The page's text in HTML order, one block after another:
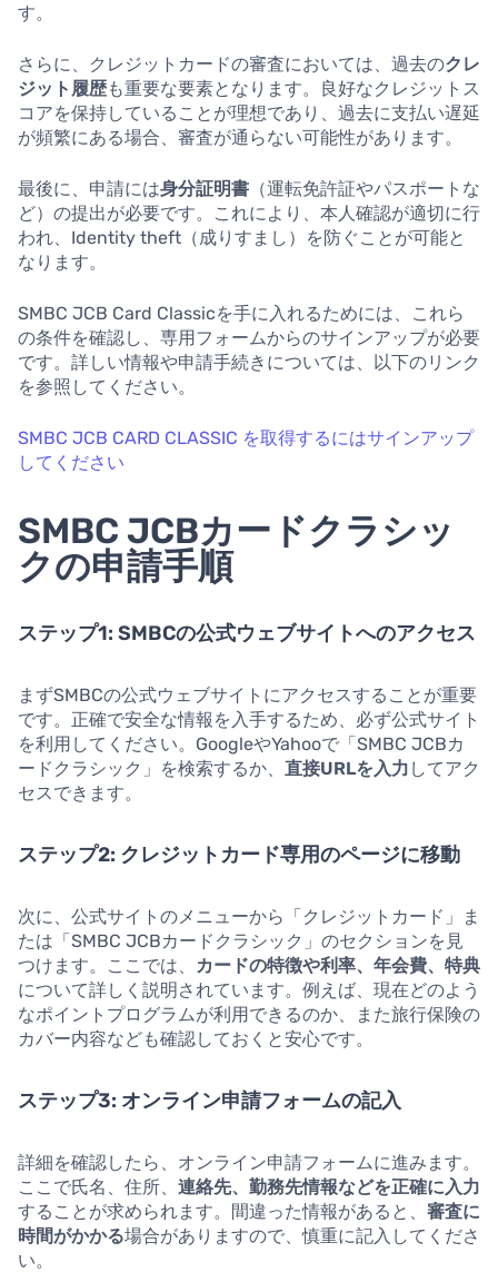
す。
さらに、クレジットカードの審査においては、過去のクレ
ジット履歴も重要な要素となります。良好なクレジットス
コアを保持していることが理想であり、過去に支払い遅延
が頻繁にある場合、審査が通らない可能性があります。
最後に、申請には身分証明書 （運転免許証やパスポートな
ど）の提出が必要です。これにより、本人確認が適切に行
われ、Identity theft（成りすまし）を防ぐことが可能と
なります。
SMBC JCB Card Classicを手に入れるためには、これら
の条件を確認し、専用フォームからのサインアップが必要
です。詳しい情報や申請手続きについては、以下のリンク
を参照してください。
SMBC JCB CARD CLASSIC を取得するにはサインアップ
してください
SMBC JCBカードクラシッ
クの申請手順
ステップ1: SMBCの公式ウェブサイトへのアクセス
まずSMBCの公式ウェブサイトにアクセスすることが重要
です。正確で安全な情報を入手するため、必ず公式サイト
を利用してください。GoogleやYahooで「SMBC JCBカ
ードクラシック」を検索するか、 直接URLを入力 してアク
セスできます。
ステップ2: クレジットカード専用のページに移動
次に、公式サイトのメニューから「クレジットカード」ま
たは「SMBC JCBカードクラシック」のセクションを見
つけます。ここでは、
カードの特徴や利率、年会費、特典
について詳しく説明されています。例えば、現在どのよう
なポイントプログラムが利用できるのか、また旅行保険の
カバー内容なども確認しておくと安心です。
ステップ3: オンライン申請フォームの記入
詳細を確認したら、オンライン申請フォームに進みます。
ここで氏名、住所、 連絡先、勤務先情報などを正確に入力
することが求められます。間違った情報があると、 審査に
時間がかかる場合がありますので、慎重に記入してくださ
い。